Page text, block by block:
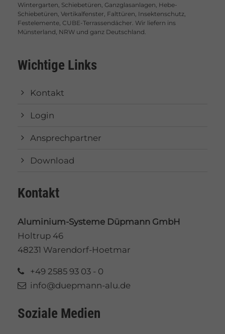
Wintergarten, Schiebetüren, Ganzglasanlagen, Hebe-
Schiebetüren, Vertikalfenster, Falttüren, Insektenschutz,
Festelemente, CUBE-Terrassendächer. Wir liefern ins
Münsterland, NRW und ganz Deutschland.
Wichtige Links
Kontakt
Login
Ansprechpartner
Download
Kontakt
Aluminium-Systeme Düpmann GmbH
Holtrup 46
48231 Warendorf-Hoetmar
+49 2585 93 03 - 0
info@duepmann-alu.de
Soziale Medien